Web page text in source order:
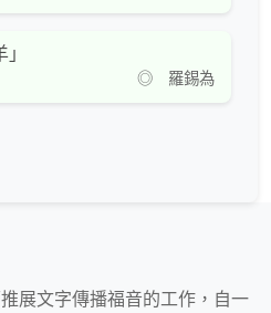
◎ 羅錫為
展文字傳播福音的工作，自一